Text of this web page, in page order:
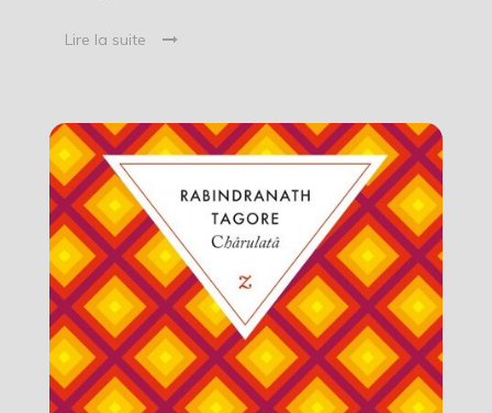
Lire la suite